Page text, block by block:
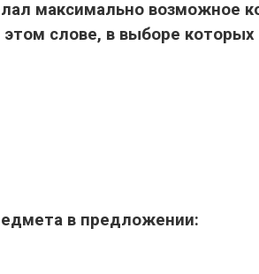
максимально возможное
этом слове, в выборе
в предложении: